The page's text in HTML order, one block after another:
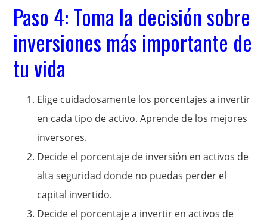
Paso 4: Toma la decisión sobre
inversiones más importante de
tu vida
Elige cuidadosamente los porcentajes a invertir
en cada tipo de activo. Aprende de los mejores
inversores.
Decide el porcentaje de inversión en activos de
alta seguridad donde no puedas perder el
capital invertido.
Decide el porcentaje a invertir en activos de